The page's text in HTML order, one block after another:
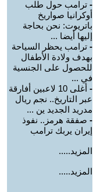
- ترامب حول طلب
أوكرانيا صواريخ
باتريوت: نحن بحاجة
إليها أيضا ...
- ترامب يحظر السياحة
بهدف ولادة الأطفال
للحصول على الجنسية
في ...
-
أغلى 10 لاعبين أفارقة
عبر التاريخ.. نجم ريال
مدريد الجديد ين ...
- صفقة هرمز.. نفوذ
إيران يربك ترامب
المزيد.....
المزيد.....